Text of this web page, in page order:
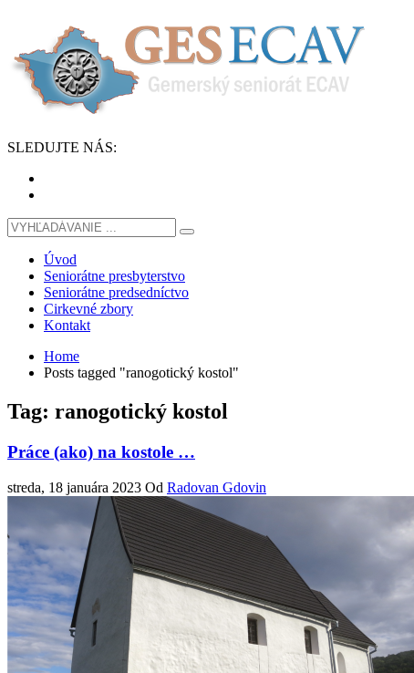
SLEDUJTE NÁS:
Úvod
Seniorátne presbyterstvo
Seniorátne predsedníctvo
Cirkevné zbory
Kontakt
Home
Posts tagged "ranogotický kostol"
Tag: ranogotický kostol
Práce (ako) na kostole …
streda, 18 januára 2023 Od Radovan Gdovin